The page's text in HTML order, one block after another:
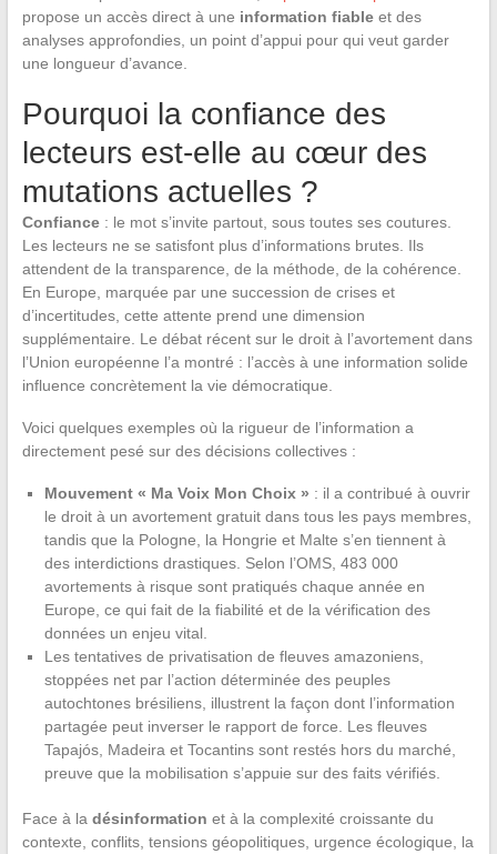
propose un accès direct à une information fiableet des
analyses approfondies, un point d’appui pour qui veut garder
une longueur d’avance.
Pourquoi la confiance des
lecteurs est-elle au cœur des
mutations actuelles ?
Confiance: le mot s’invite partout, sous toutes ses coutures.
Les lecteurs ne se satisfont plus d’informations brutes. Ils
attendent de la transparence, de la méthode, de la cohérence.
En Europe, marquée par une succession de crises et
d’incertitudes, cette attente prend une dimension
supplémentaire. Le débat récent sur le droit à l’avortement dans
l’Union européenne l’a montré : l’accès à une information solide
influence concrètement la vie démocratique.
Voici quelques exemples où la rigueur de l’information a
directement pesé sur des décisions collectives :
Mouvement « Ma Voix Mon Choix » : il a contribué à ouvrir
le droit à un avortement gratuit dans tous les pays membres,
tandis que la Pologne, la Hongrie et Malte s’en tiennent à
des interdictions drastiques. Selon l’OMS, 483 000
avortements à risque sont pratiqués chaque année en
Europe, ce qui fait de la fiabilité et de la vérification des
données un enjeu vital.
Les tentatives de privatisation de fleuves amazoniens,
stoppées net par l’action déterminée des peuples
autochtones brésiliens, illustrent la façon dont l’information
partagée peut inverser le rapport de force. Les fleuves
Tapajós, Madeira et Tocantins sont restés hors du marché,
preuve que la mobilisation s’appuie sur des faits vérifiés.
Face à la désinformation et à la complexité croissante du
contexte, conflits, tensions géopolitiques, urgence écologique, la